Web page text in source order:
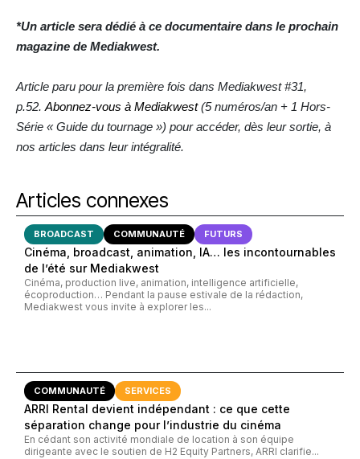
*Un article sera dédié à ce documentaire dans le prochain
magazine de Mediakwest.
Article paru pour la première fois dans Mediakwest #31,
p.52. Abonnez-vous à Mediakwest(5 numéros/an + 1 Hors-
Série « Guide du tournage ») pour accéder, dès leur sortie, à
nos articles dans leur intégralité.
Articles connexes
BROADCAST COMMUNAUTÉ FUTURS
Cinéma, broadcast, animation, IA… les incontournables
de l’été sur Mediakwest
Cinéma, production live, animation, intelligence artificielle,
écoproduction… Pendant la pause estivale de la rédaction,
Mediakwest vous invite à explorer les...
COMMUNAUTÉ SERVICES
ARRI Rental devient indépendant : ce que cette
séparation change pour l’industrie du cinéma
En cédant son activité mondiale de location à son équipe
dirigeante avec le soutien de H2 Equity Partners, ARRI clarifie...